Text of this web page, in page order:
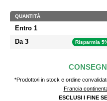
QUANTITÀ
Entro 1
Da 3 Risparmia
*Prodotto/i in stock e ordine
Francia
ESCLUSI I FINE